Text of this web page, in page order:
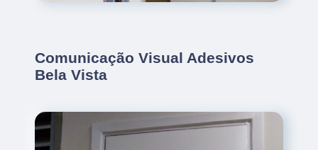
Comunicação Visual Adesivos
Bela Vista